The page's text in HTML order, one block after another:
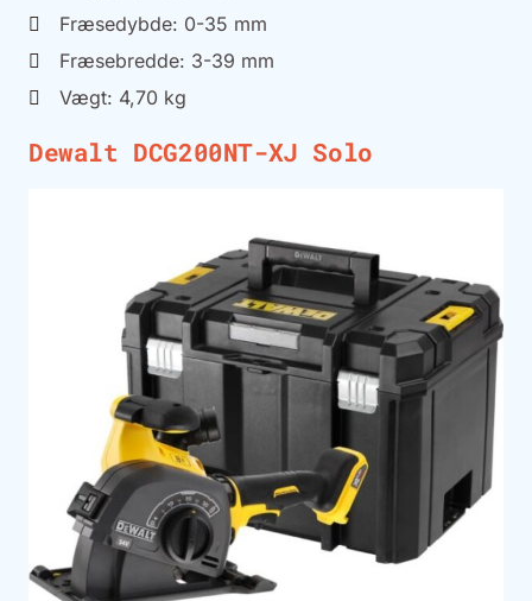
Fræsedybde: 0-35 mm
Fræsebredde: 3-39 mm
Vægt: 4,70 kg
Dewalt DCG200NT-XJ Solo